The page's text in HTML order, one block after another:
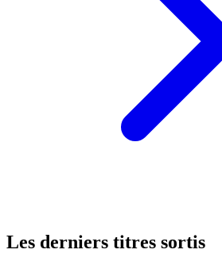
Les derniers titres sortis